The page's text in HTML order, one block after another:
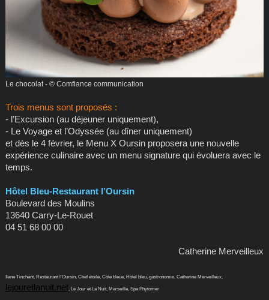
Le chocolat - © Comfiance communication
Trois menus sont proposés :
- l’Excursion (au déjeuner uniquement),
- Le Voyage et l’Odyssée (au dîner uniquement)
et dès le 4 février, le Menu X Oursin proposera une nouvelle
expérience culinaire avec un menu signature qui évoluera avec le
temps.
Hôtel Bleu-Restaurant l’Oursin
Boulevard des Moulins
13640 Carry-Le-Rouet
04 51 68 00 00
Catherine Merveilleux
Ilane Tinchant, Restaurant l’Oursin, Chef étoilé, Côte bleue, Hôtel bleu, gastronomie, Catherine Merveilleux,
lejouretlanuit.net, Le Jour et La Nuit, Marseille, Spa Phytomer